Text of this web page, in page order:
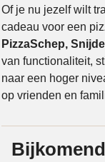
Of je nu jezelf wilt
cadeau voor een
PizzaSchep,
van functionaliteit,
naar een hoger
op vrienden en